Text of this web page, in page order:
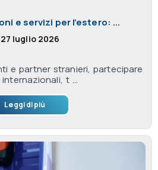
e servizi per l’estero: ...
27 luglio 2026
e partner stranieri, partecipare
t ...
Leggi di più